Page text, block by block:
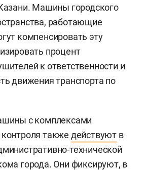
Машины городского
работающие
компенсировать эту
процент
к ответственности и
движения транспорта по
с комплексами
также действуют в
технической
города. Они фиксируют, в